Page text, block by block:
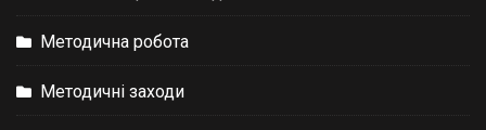
Методична робота
Методичні заходи